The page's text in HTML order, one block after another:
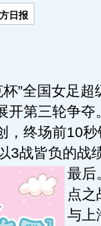
日报
”全国女足超
开第三轮争夺
，终场前10
3战皆负的战
最后
点之
与上